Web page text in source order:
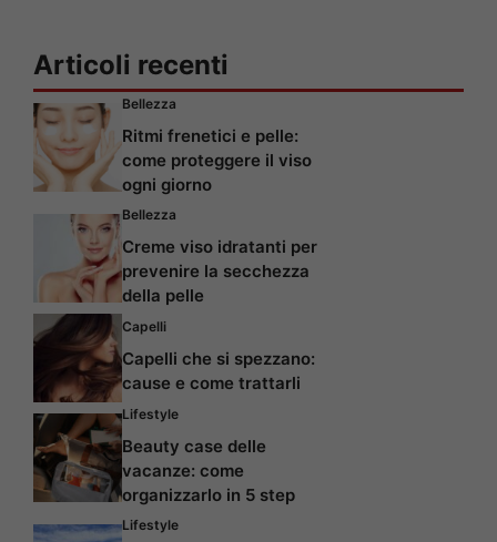
Articoli recenti
Bellezza
Ritmi frenetici e pelle:
come proteggere il viso
ogni giorno
Bellezza
Creme viso idratanti per
prevenire la secchezza
della pelle
Capelli
Capelli che si spezzano:
cause e come trattarli
Lifestyle
Beauty case delle
vacanze: come
organizzarlo in 5 step
Lifestyle